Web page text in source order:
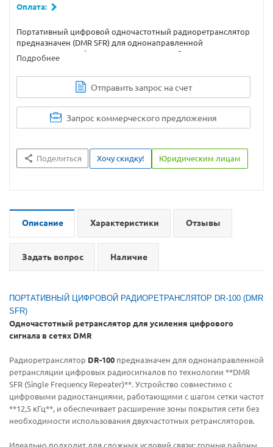
Оплата:
Портативный цифровой одночастотный радиоретранслятор
предназначен (DMR SFR) для однонаправленной
ретрансляции цифровых радиосигналов. Совместим с
цифровыми радиостанциями (шаг сетки частот 12.5 кГц).
Подробнее
Отправить запрос на счет
Запрос коммерческого предложения
Поделиться Хочу скидку! Юридическим лицам
Описание Характеристики Отзывы
Задать вопрос Наличие
ПОРТАТИВНЫЙ ЦИФРОВОЙ РАДИОРЕТРАНСЛЯТОР DR-100 (DMR
SFR)
Одночастотный ретранслятор для усиления цифрового
сигнала в сетях DMR
Радиоретранслятор DR-100 предназначен для однонаправленной
ретрансляции цифровых радиосигналов по технологии **DMR
SFR (Single Frequency Repeater)**. Устройство совместимо с
цифровыми радиостанциями, работающими с шагом сетки частот
**12,5 кГц**, и обеспечивает расширение зоны покрытия сети без
необходимости использования двухчастотных ретрансляторов.
Идеально подходит для сложных условий связи: горные районы,